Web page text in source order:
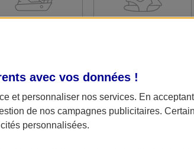
avec vos données !
et personnaliser nos services. En
de nos campagnes publicitaires.
personnalisées.